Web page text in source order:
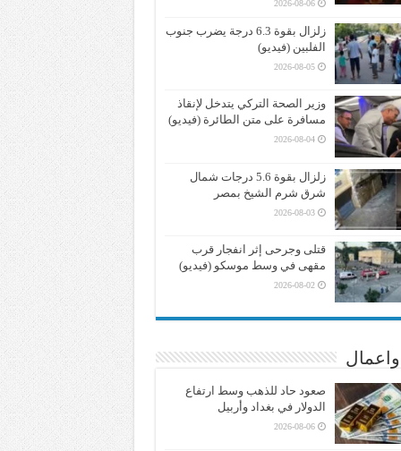
2026-08-06
زلزال بقوة 6.3 درجة يضرب جنوب
الفلبين (فيديو)
2026-08-05
وزير الصحة التركي يتدخل لإنقاذ
مسافرة على متن الطائرة (فيديو)
2026-08-04
زلزال بقوة 5.6 درجات شمال
شرق شرم الشيخ بمصر
2026-08-03
قتلى وجرحى إثر انفجار قرب
مقهى في وسط موسكو (فيديو)
2026-08-02
صعود حاد للذهب وسط ارتفاع
الدولار في بغداد وأربيل
2026-08-06